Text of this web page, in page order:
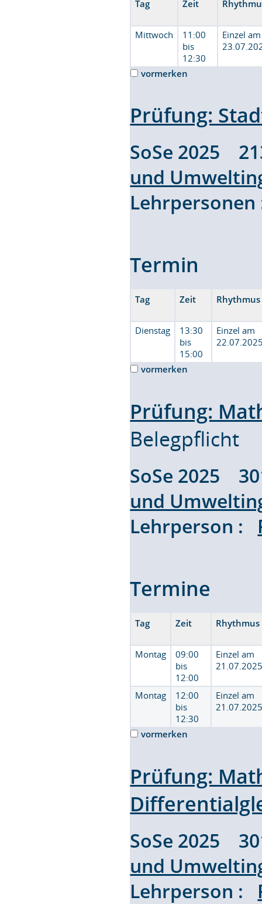
Tag Zeit
Mittwoch
11:00
bis
12:30
Einzel am
vormerken
Prüfung:
SoSe 2025
und
Termin
Tag Zeit Rhythmus
Dienstag
13:30
bis
15:00
Einzel am
vormerken
Prüfung:
Belegpflicht
SoSe 2025
und
Lehrperson :
Termine
Tag Zeit Rhythmus
Montag
09:00
bis
12:00
Einzel am
Montag
12:00
bis
12:30
Einzel am
vormerken
Prüfung:
SoSe 2025
und
Lehrperson :